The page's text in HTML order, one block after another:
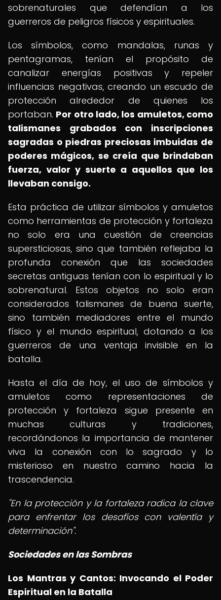
sobrenaturales que defendían a los
guerreros de peligros físicos y espirituales.
Los símbolos, como mandalas, runas y
pentagramas, tenían el propósito de
canalizar energías positivas y repeler
influencias negativas, creando un escudo de
protección alrededor de quienes los
portaban. Por otro lado, los amuletos, como
talismanes grabados con inscripciones
sagradas o piedras preciosas imbuidas de
poderes mágicos, se creía que brindaban
fuerza, valor y suerte a aquellos que los
llevaban consigo.
Esta práctica de utilizar símbolos y amuletos
como herramientas de protección y fortaleza
no solo era una cuestión de creencias
supersticiosas, sino que también reflejaba la
profunda conexión que las sociedades
secretas antiguas tenían con lo espiritual y lo
sobrenatural. Estos objetos no solo eran
considerados talismanes de buena suerte,
sino también mediadores entre el mundo
físico y el mundo espiritual, dotando a los
guerreros de una ventaja invisible en la
batalla.
Hasta el día de hoy, el uso de símbolos y
amuletos como representaciones de
protección y fortaleza sigue presente en
muchas culturas y tradiciones,
recordándonos la importancia de mantener
viva la conexión con lo sagrado y lo
misterioso en nuestro camino hacia la
trascendencia.
"En la protección y la fortaleza radica la clave
para enfrentar los desafíos con valentía y
determinación".
Sociedades en las Sombras
Los Mantras y Cantos: Invocando el Poder
Espiritual en la Batalla